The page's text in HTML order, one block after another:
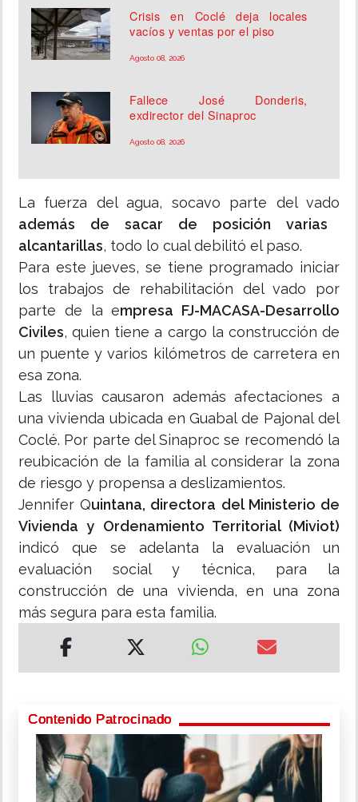
Crisis en Coclé deja locales
vacíos y ventas por el piso
Agosto 08, 2026
Fallece José Donderis,
exdirector del Sinaproc
Agosto 08, 2026
La fuerza del agua, socavo parte del vado
además de sacar de posición varias
alcantarillas, todo lo cual debilitó el paso.
Para este jueves, se tiene programado iniciar
los trabajos de rehabilitación del vado por
parte de la empresa FJ-MACASA-Desarrollo
Civiles, quien tiene a cargo la construcción de
un puente y varios kilómetros de carretera en
esa zona.
Las lluvias causaron además afectaciones a
una vivienda ubicada en Guabal de Pajonal del
Coclé. Por parte del Sinaproc se recomendó la
reubicación de la familia al considerar la zona
de riesgo y propensa a deslizamientos.
Jennifer Quintana, directora del Ministerio de
Vivienda y Ordenamiento Territorial (Miviot)
indicó que se adelanta la evaluación un
evaluación social y técnica, para la
construcción de una vivienda, en una zona
más segura para esta familia.
Contenido Patrocinado